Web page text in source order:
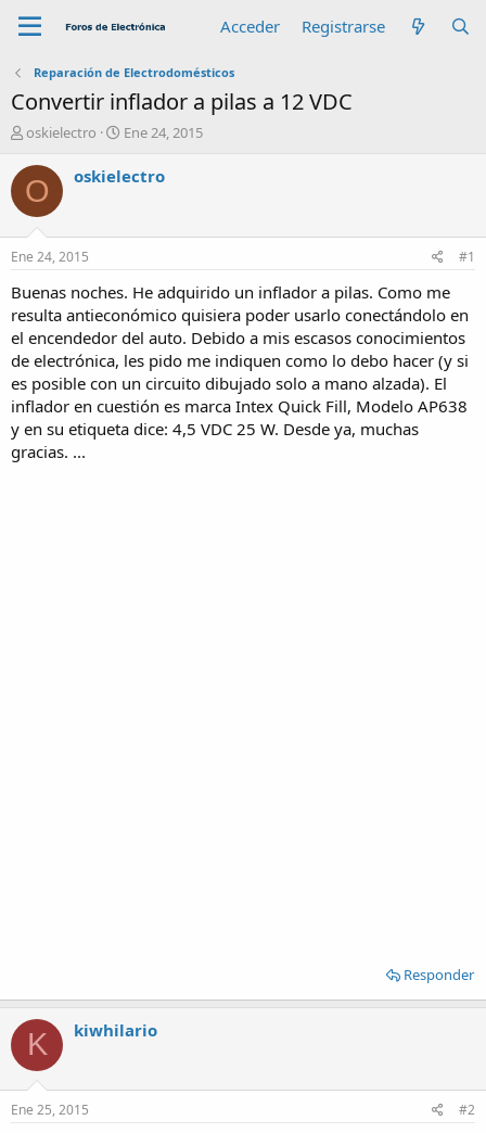
Acceder Registrarse
Reparación de Electrodomésticos
Convertir inflador a pilas a 12 VDC
A
t
o
r
oskielectro
F
c
n
c
i
o
Ene 24, 2015
O oskielectro
Ene 24, 2015 #1
Buenas noches. He adquirido un inflador a pilas. Como me
resulta antieconómico quisiera poder usarlo conectándolo en
el encendedor del auto. Debido a mis escasos conocimientos
de electrónica, les pido me indiquen como lo debo hacer (y si
es posible con un circuito dibujado solo a mano alzada). El
inflador en cuestión es marca Intex Quick Fill, Modelo AP638
y en su etiqueta dice: 4,5 VDC 25 W. Desde ya, muchas
gracias. ...
Responder
K kiwhilario
Ene 25, 2015 #2